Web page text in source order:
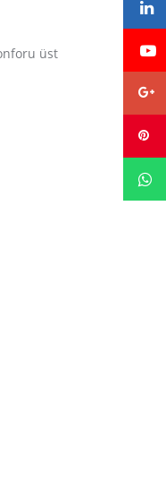
üst